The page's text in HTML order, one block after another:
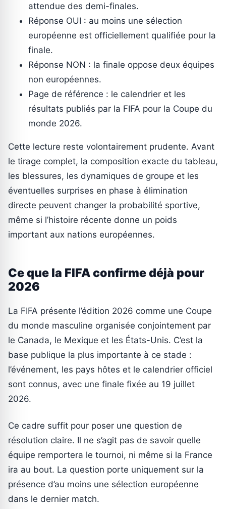
attendue des demi-finales.
Réponse OUI : au moins une sélection
européenne est officiellement qualifiée pour la
finale.
Réponse NON : la finale oppose deux équipes
non européennes.
Page de référence : le calendrier et les
résultats publiés par la FIFA pour la Coupe du
monde 2026.
Cette lecture reste volontairement prudente. Avant
le tirage complet, la composition exacte du tableau,
les blessures, les dynamiques de groupe et les
éventuelles surprises en phase à élimination
directe peuvent changer la probabilité sportive,
même si l’histoire récente donne un poids
important aux nations européennes.
Ce que la FIFA confirme déjà pour
2026
La FIFA présente l’édition 2026 comme une Coupe
du monde masculine organisée conjointement par
le Canada, le Mexique et les États-Unis. C’est la
base publique la plus importante à ce stade :
l’événement, les pays hôtes et le calendrier officiel
sont connus, avec une finale fixée au 19 juillet
2026.
Ce cadre suffit pour poser une question de
résolution claire. Il ne s’agit pas de savoir quelle
équipe remportera le tournoi, ni même si la France
ira au bout. La question porte uniquement sur la
présence d’au moins une sélection européenne
dans le dernier match.